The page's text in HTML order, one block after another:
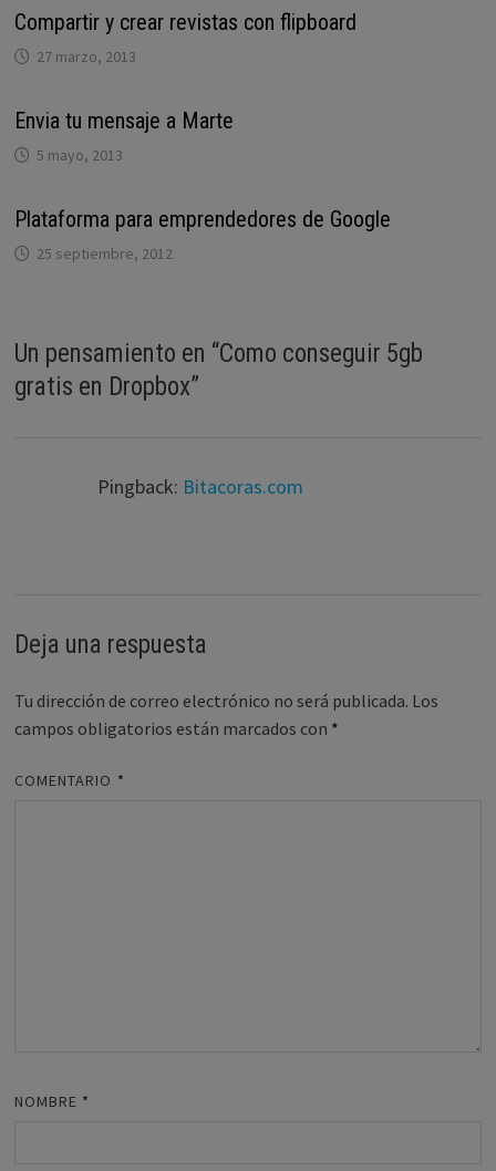
Compartir y crear revistas con flipboard
27 marzo, 2013
Envia tu mensaje a Marte
5 mayo, 2013
Plataforma para emprendedores de Google
25 septiembre, 2012
Un pensamiento en “Como conseguir 5gb
gratis en Dropbox”
Pingback: Bitacoras.com
Deja una respuesta
Tu dirección de correo electrónico no será publicada. Los
campos obligatorios están marcados con *
COMENTARIO *
NOMBRE *